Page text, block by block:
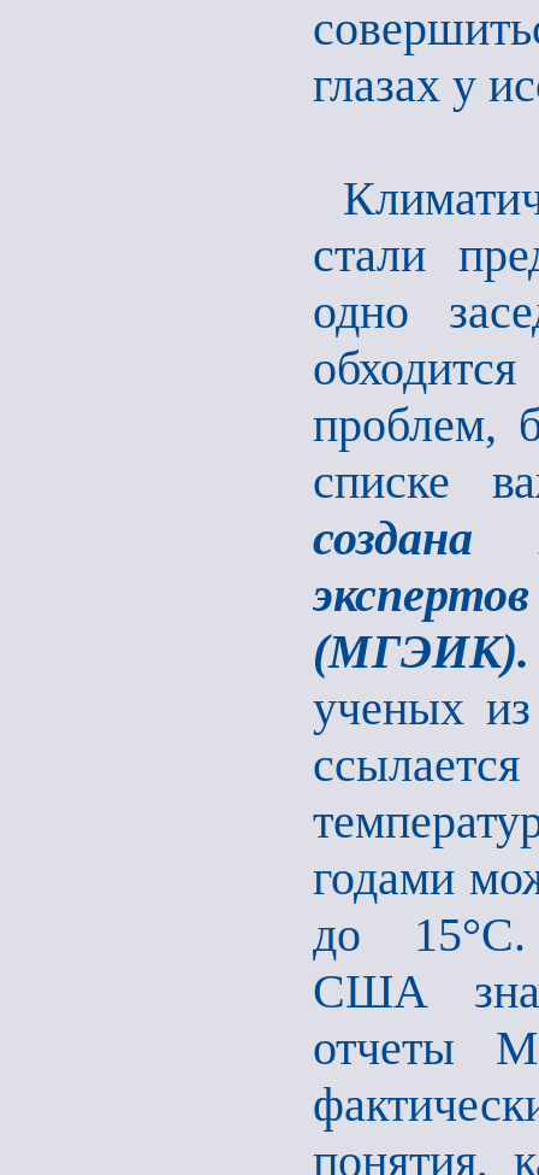
глазах у
стали
одно
проблем,
списке
создана
(МГЭИК).
ученых
годами
до 15°C.
США
отчеты
понятия,